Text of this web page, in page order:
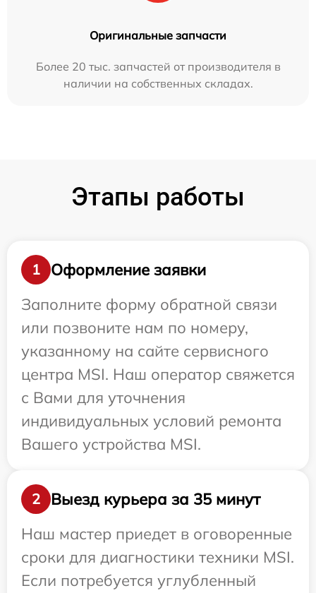
Оригинальные запчасти
Более 20 тыс. запчастей от производителя в
наличии на собственных складах.
Этапы работы
1
Оформление заявки
Заполните форму обратной связи
или позвоните нам по номеру,
указанному на сайте сервисного
центра MSI. Наш оператор свяжется
с Вами для уточнения
индивидуальных условий ремонта
Вашего устройства MSI.
2
Выезд курьера за 35 минут
Наш мастер приедет в оговоренные
сроки для диагностики техники MSI.
Если потребуется углубленный